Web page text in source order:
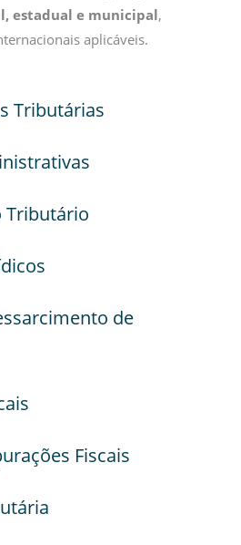
estadual e municipal,
aplicáveis.
Tributárias
Tributário
de
Fiscais